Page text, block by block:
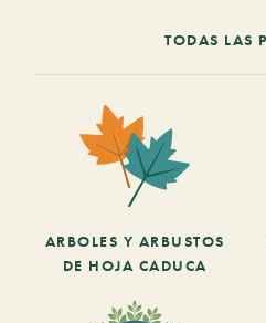
TODAS LAS
ARBOLES Y ARBUSTOS
DE HOJA CADUCA